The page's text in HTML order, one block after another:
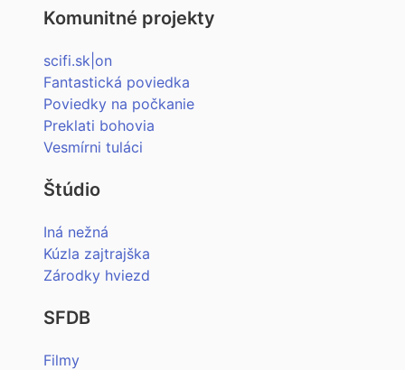
Komunitné projekty
scifi.sk|on
Fantastická poviedka
Poviedky na počkanie
Preklati bohovia
Vesmírni tuláci
Štúdio
Iná nežná
Kúzla zajtrajška
Zárodky hviezd
SFDB
Filmy